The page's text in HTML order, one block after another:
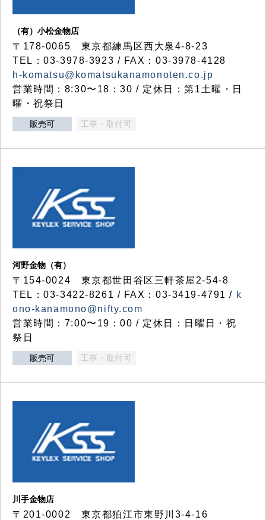
（有）小松金物店
〒178-0065 東京都練馬区西大泉4-8-23
TEL：03-3978-3923 / FAX：03-3978-4128
h-komatsu@komatsukanamonoten.co.jp
営業時間：8:30〜18：30 / 定休日：第1土曜・日
曜・祝祭日
販売可 工事・取付可
河野金物（有）
〒154-0024 東京都世田谷区三軒茶屋2-54-8
TEL：03-3422-8261 / FAX：03-3419-4791 / k
ono-kanamono@nifty.com
営業時間：7:00〜19：00 / 定休日：日曜日・祝
祭日
販売可 工事・取付可
川手金物店
〒201-0002 東京都狛江市東野川3-4-16